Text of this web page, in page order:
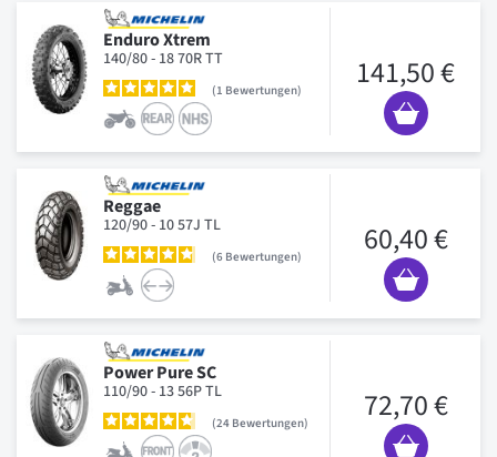
Enduro Xtrem
140/80 - 18 70R TT
1 Bewertungen 141,50 €
Reggae
120/90 - 10 57J TL
6 Bewertungen 60,40 €
Power Pure SC
110/90 - 13 56P TL
24 Bewertungen 72,70 €